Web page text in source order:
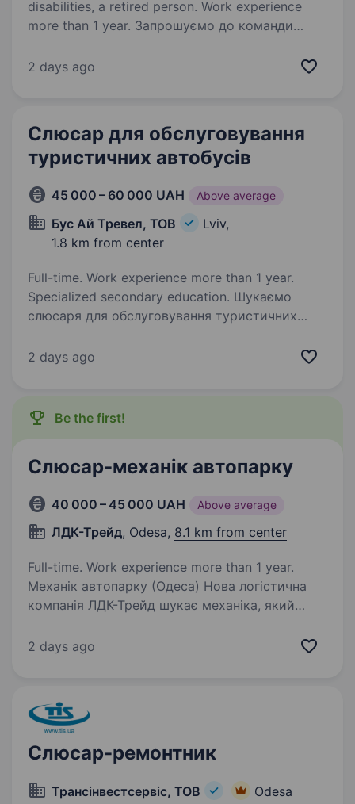
disabilities, a retired person. Work experience
more than 1 year. Запрошуємо до команди
Робота з тягачами DAF Euro 6. Обов’язки:
2 days ago
Слюсар для обслуговування
туристичних автобусів
45 000 – 60 000 UAH Above average
Бус Ай Тревел, ТОВ
Lviv,
1.8 km from center
Full-time. Work experience more than 1 year.
Specialized secondary education. Шукаємо
слюсаря для обслуговування туристичних
бажано мати профільну освіту по ремонту
навчальних…
2 days ago
Be the first!
Слюсар-механік автопарку
40 000 – 45 000 UAH Above average
ЛДК-Трейд, Odesa, 8.1 km from center
Full-time. Work experience more than 1 year.
Механік автопарку (Одеса) Нова логістична
компанія ЛДК-Трейд шукає механіка, який
за автопарк: слідкуватиме за станом авто,
2 days ago
Слюсар-ремонтник
Трансінвестсервіс, ТОВ Odesa